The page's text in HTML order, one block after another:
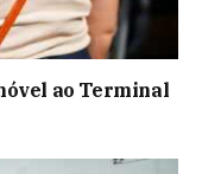
ao Terminal